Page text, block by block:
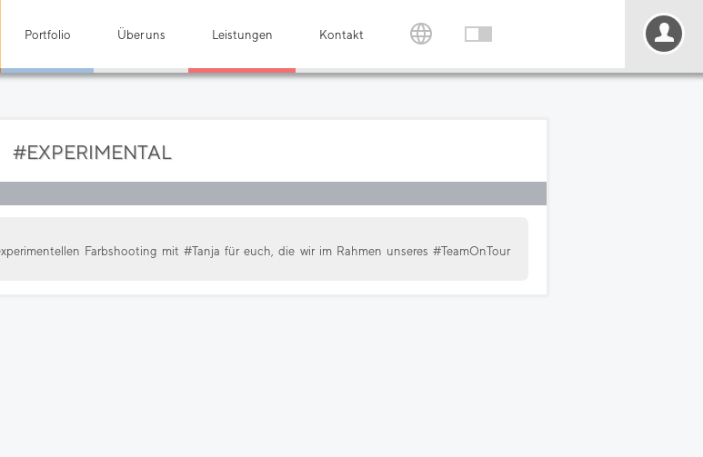
Portfolio Über uns Leistungen Kontakt
#EXPERIMENTAL
Farbshooting mit #Tanja für euch, die wir im Rahmen unseres #TeamOnTour